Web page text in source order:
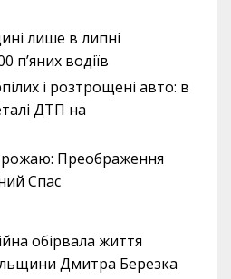
лише в липні
п’яних водіїв
і розтрощені авто: в
ДТП на
Преображення
Спас
обірвала життя
Дмитра Березка